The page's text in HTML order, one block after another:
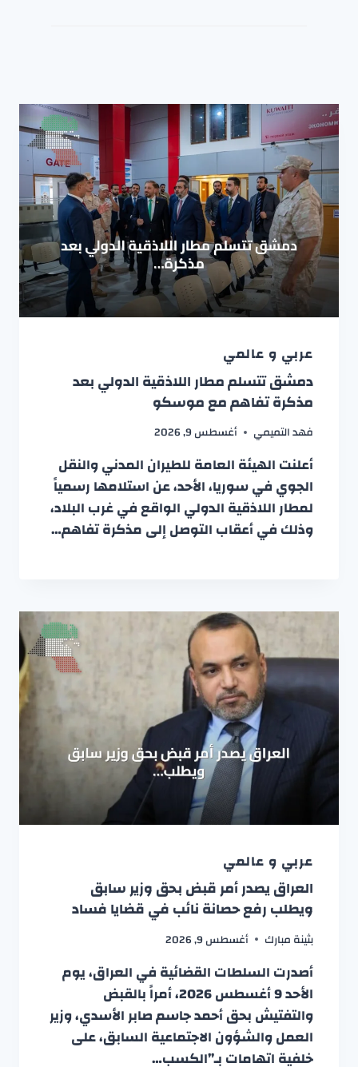
عربي و عالمي
دمشق تتسلم مطار اللاذقية الدولي بعد
مذكرة تفاهم مع موسكو
فهد التميمي أغسطس 9, 2026
أعلنت الهيئة العامة للطيران المدني والنقل
الجوي في سوريا، الأحد، عن استلامها رسمياً
لمطار اللاذقية الدولي الواقع في غرب البلاد،
وذلك في أعقاب التوصل إلى مذكرة تفاهم…
عربي و عالمي
العراق يصدر أمر قبض بحق وزير سابق
ويطلب رفع حصانة نائب في قضايا فساد
بثينة مبارك أغسطس 9, 2026
أصدرت السلطات القضائية في العراق، يوم
الأحد 9 أغسطس 2026، أمراً بالقبض
والتفتيش بحق أحمد جاسم صابر الأسدي، وزير
العمل والشؤون الاجتماعية السابق، على
خلفية اتهامات بـ”الكسب…